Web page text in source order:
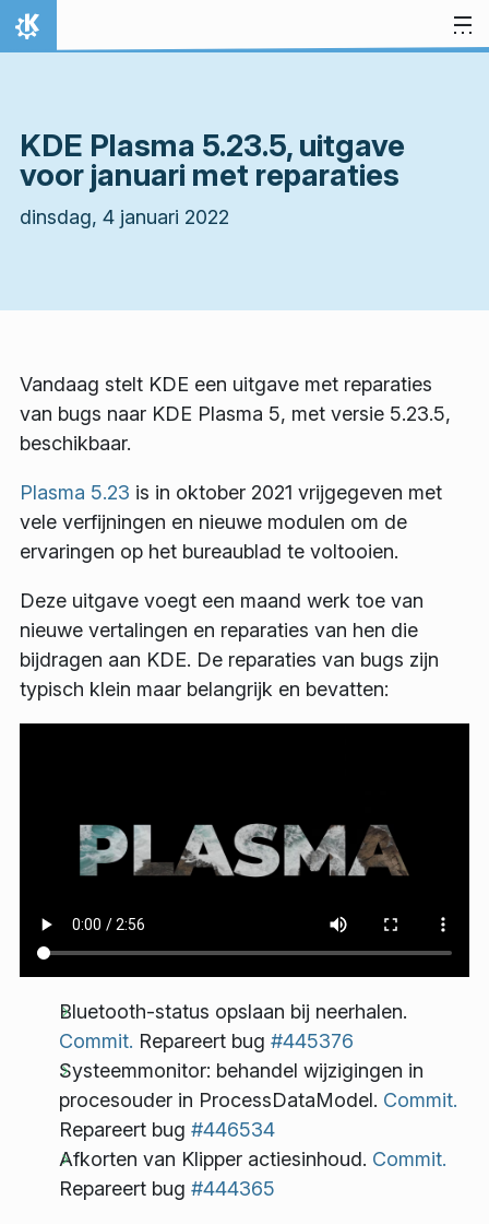
Spring naar inhoud
Thuis
KDE Plasma 5.23.5, uitgave
voor januari met reparaties
dinsdag, 4 januari 2022
Vandaag stelt KDE een uitgave met reparaties
van bugs naar KDE Plasma 5, met versie 5.23.5,
beschikbaar.
Plasma 5.23 is in oktober 2021 vrijgegeven met
vele verfijningen en nieuwe modulen om de
ervaringen op het bureaublad te voltooien.
Deze uitgave voegt een maand werk toe van
nieuwe vertalingen en reparaties van hen die
bijdragen aan KDE. De reparaties van bugs zijn
typisch klein maar belangrijk en bevatten:
Bluetooth-status opslaan bij neerhalen.
Commit. Repareert bug #445376
Systeemmonitor: behandel wijzigingen in
procesouder in ProcessDataModel. Commit.
Repareert bug #446534
Afkorten van Klipper actiesinhoud. Commit.
Repareert bug #444365